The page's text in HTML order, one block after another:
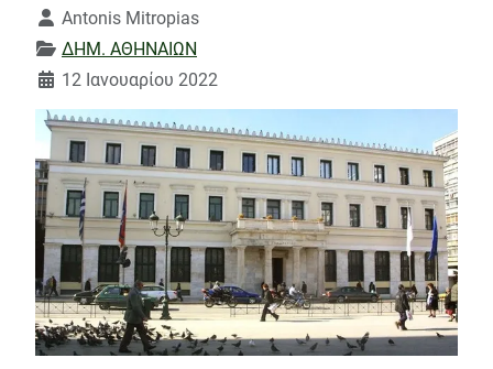
Λεπτομέρειες
Antonis Mitropias
ΔΗΜ. ΑΘΗΝΑΙΩΝ
12 Ιανουαρίου 2022